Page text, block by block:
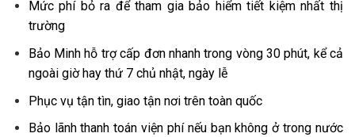
Mức phí bỏ ra để tham gia bảo hiểm tiết kiệm nhất thị
trường
Bảo Minh hỗ trợ cấp đơn nhanh trong vòng 30 phút, kể cả
ngoài giờ hay thứ 7 chủ nhật, ngày lễ
Phục vụ tận tìn, giao tận nơi trên toàn quốc
Bảo lãnh thanh toán viện phí nếu bạn không ở trong nước